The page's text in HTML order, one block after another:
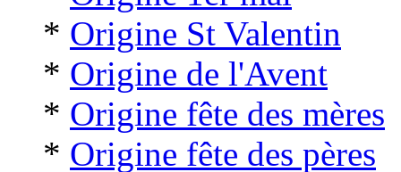
* Origine St Valentin
* Origine de l'Avent
* Origine fête des mères
* Origine fête des pères